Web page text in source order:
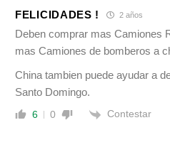
FELICIDADES ! 2 años
Deben comprar mas Camiones
mas Camiones de bomberos a
China tambien puede ayudar a
Santo Domingo.
6 0 Contestar